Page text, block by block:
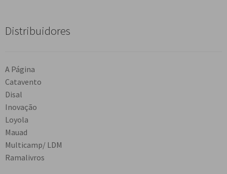
Distribuidores
A Página
Catavento
Disal
Inovação
Loyola
Mauad
Multicamp/ LDM
Ramalivros